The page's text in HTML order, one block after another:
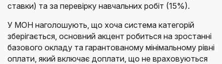
ставки) та за перевірку навчальних робіт (15%).
У МОН наголошують, що хоча система категорій
зберігається, основний акцент робиться на зростанні
базового окладу та гарантованому мінімальному рівні
оплати, який включає доплати, що не враховуються